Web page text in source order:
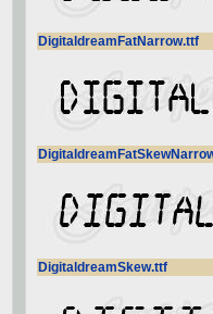
DigitaldreamFatNarrow.ttf
DigitaldreamSkew.ttf